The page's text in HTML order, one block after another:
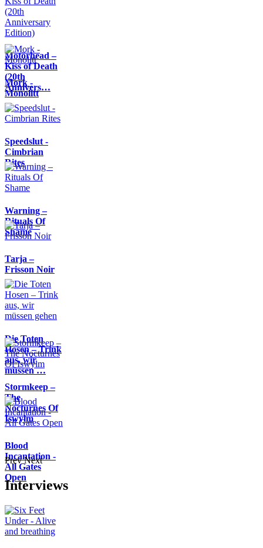
Motörhead –
Kiss of Death
(20th
Annivers…
Mork -
Monolitt
Speedslut -
Cimbrian
Rites
Warning –
Rituals Of
Shame
Tarja –
Frisson Noir
Die Toten
Hosen – Trink
aus, wir
müssen …
Stormkeep –
The
Nocturnes Of
Iswylm
Blood
Incantation -
All Gates
Open
Prev Next
Interviews